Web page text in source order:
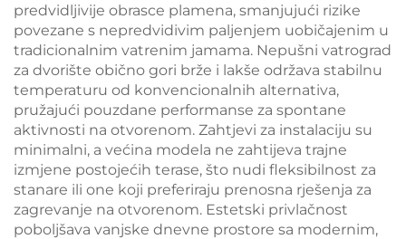
predvidljivije obrasce plamena, smanjujući rizike
povezane s nepredvidivim paljenjem uobičajenim u
tradicionalnim vatrenim jamama. Nepušni vatrograd
za dvorište obično gori brže i lakše održava stabilnu
temperaturu od konvencionalnih alternativa,
pružajući pouzdane performanse za spontane
aktivnosti na otvorenom. Zahtjevi za instalaciju su
minimalni, a većina modela ne zahtijeva trajne
izmjene postojećih terase, što nudi fleksibilnost za
stanare ili one koji preferiraju prenosna rješenja za
zagrevanje na otvorenom. Estetski privlačnost
poboljšava vanjske dnevne prostore sa modernim,